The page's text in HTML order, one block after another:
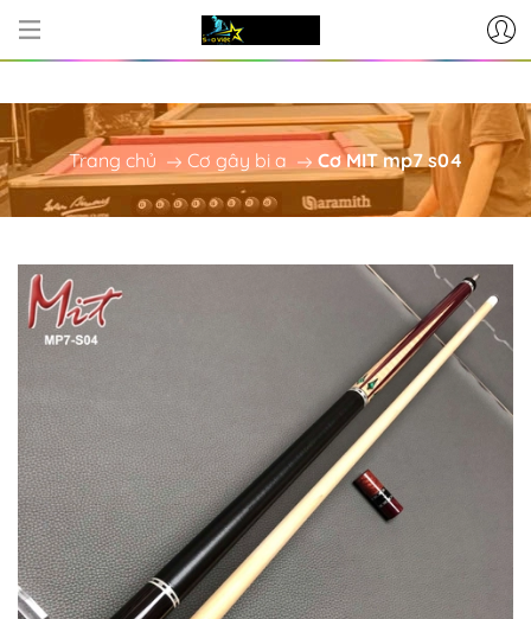
CƠ SỞ CUNG CẤP BÀN BI-A -
Trang chủ Cơ gây bi a Cơ MIT mp7 s04